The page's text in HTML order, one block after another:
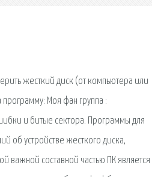
жесткий диск (от компьютера или
Моя фан группа :
и битые сектора. Программы для
об устройстве жесткого диска,
составной частью ПК является